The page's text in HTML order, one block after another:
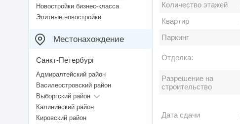
Количество этажей
Квартир
Паркинг
Отделка:
Разрешение на
строительство
Дата сдачи
Новостройки бизнес-класса
Элитные новостройки
Местонахождение
Санкт-Петербург
Адмиралтейский район
Василеостровский район
Выборгский район
Калининский район
Кировский район